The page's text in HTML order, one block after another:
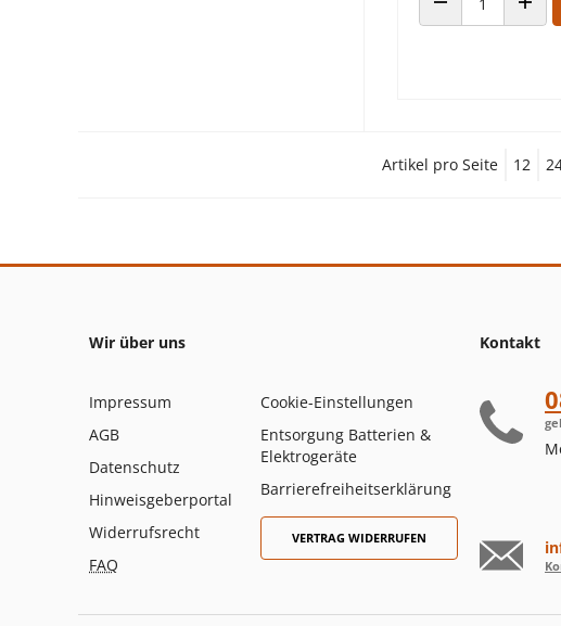
ANZAHL
Artikel pro Seite 12
Wir über uns
Impressum
AGB
Datenschutz
Hinweisgeberportal
Widerrufsrecht
FAQ
Cookie-Einstellungen
Entsorgung Batterien &
Elektrogeräte
Barrierefreiheitserklärung
VERTRAG WIDERRUFEN
Kontakt